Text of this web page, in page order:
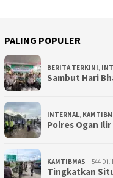
PALING POPULER
BERITA TERKINI
Sambut Hari
INTERNAL
Polres Ogan
KAMTIBMAS 544
Tingkatkan